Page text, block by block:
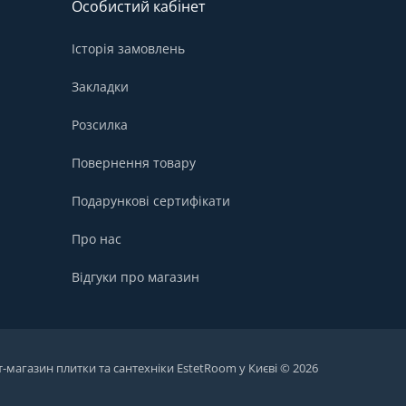
Особистий кабінет
Історія замовлень
Закладки
Розсилка
Повернення товару
Подарункові сертифікати
Про нас
Відгуки про магазин
магазин плитки та сантехніки EstetRoom у Києві © 2026